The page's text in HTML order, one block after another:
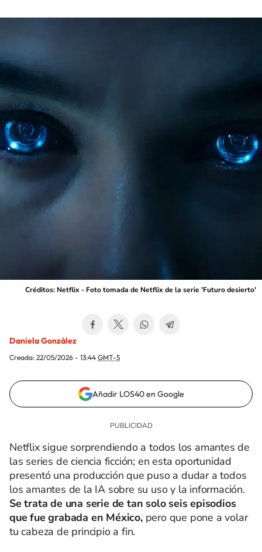
Créditos: Netflix - Foto tomada de Netflix de la serie 'Futuro desierto'
Daniela González
Creada: 22/05/2026 - 13:44 GMT-5
Añadir LOS40 en Google
Netflix sigue sorprendiendo a todos los amantes de
las series de ciencia ficción; en esta oportunidad
presentó una producción que puso a dudar a todos
los amantes de la IA sobre su uso y la información.
Se trata de una serie de tan solo seis episodios
que fue grabada en México,pero que pone a volar
tu cabeza de principio a fin.